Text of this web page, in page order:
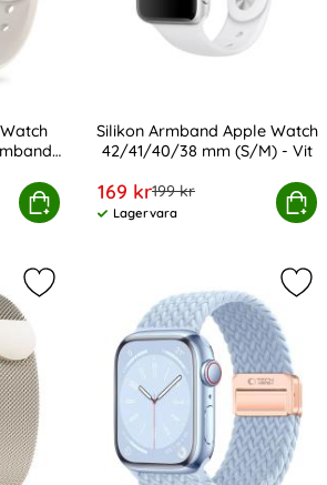
Köp
41/42 mm Armband Silikon
Silikon Armband Apple Watch
42/41/40/38 mm (S/M) - Vit
rea pris
169 krtidigare pris
199 kr
Tillgänglighet:
Lagervara
Köp
Silikon Armband Apple Watch
Markera tech-Protect Apple